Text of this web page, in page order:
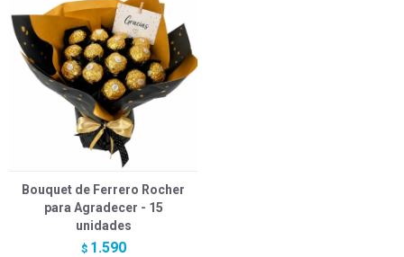
Bouquet de Ferrero Rocher
para Agradecer - 15
unidades
$ 1.590